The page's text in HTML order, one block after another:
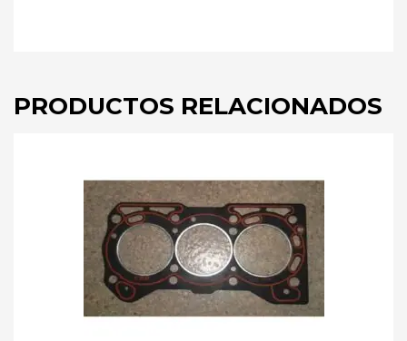
PRODUCTOS RELACIONADOS